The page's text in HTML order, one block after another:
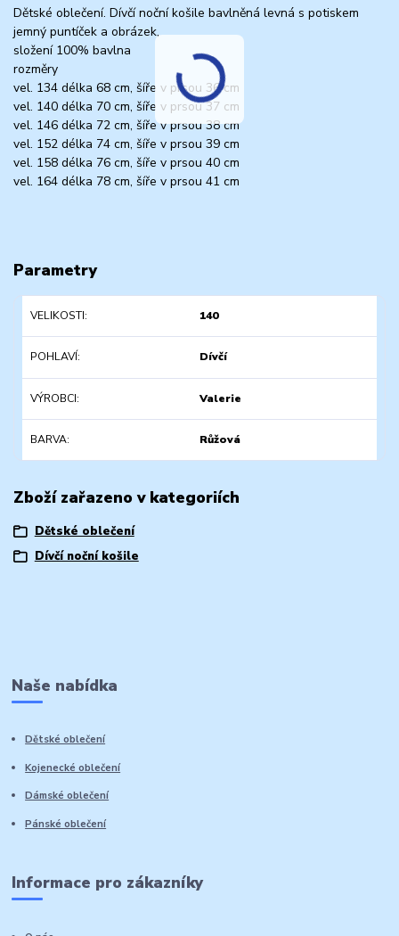
Dětské oblečení. Dívčí noční košile bavlněná levná s potiskem
jemný puntíček a obrázek,
složení 100% bavlna
rozměry
vel. 134 délka 68 cm, šíře v prsou 36 cm
vel. 140 délka 70 cm, šíře v prsou 37 cm
vel. 146 délka 72 cm, šíře v prsou 38 cm
vel. 152 délka 74 cm, šíře v prsou 39 cm
vel. 158 délka 76 cm, šíře v prsou 40 cm
vel. 164 délka 78 cm, šíře v prsou 41 cm
Parametry
VELIKOSTI 140
POHLAVÍ Dívčí
VÝROBCI Valerie
BARVA Růžová
Zboží zařazeno v kategoriích
Dětské oblečení
Dívčí noční košile
Naše nabídka
Dětské oblečení
Kojenecké oblečení
Dámské oblečení
Pánské oblečení
Informace pro zákazníky